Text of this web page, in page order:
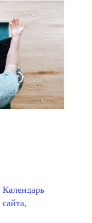
Календарь
сайта,